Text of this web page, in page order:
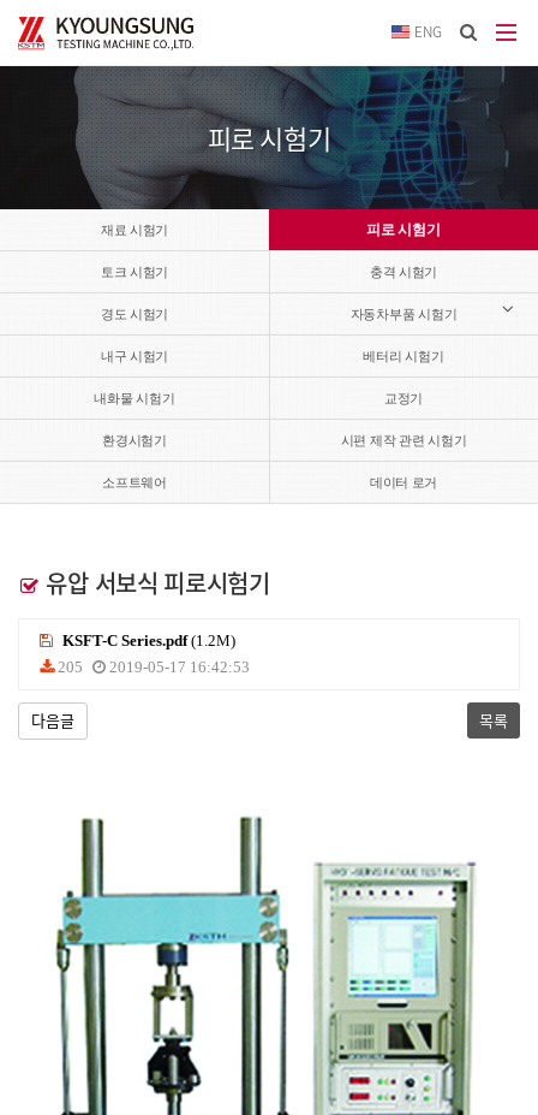
ENG
입력
답변
답변
이메
전송
피로 시험기
재료 시험기 피로 시험기
토크 시험기 충격 시험기
경도 시험기 자동차부품 시험기
내구 시험기 베터리 시험기
내화물 시험기 교정기
환경시험기 시편 제작 관련 시험기
소프트웨어 데이터 로거
유압 서보식 피로시험기
KSFT-C Series.pdf(1.2M)
205
2019-05-17 16:42:53
다음글 목록